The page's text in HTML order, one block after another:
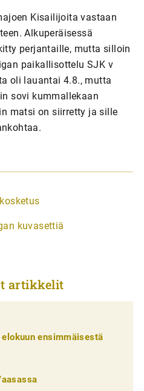
Kisailijoita vastaan
Alkuperäisessä
perjantaille, mutta silloin
paikallisottelu SJK v
oli lauantai 4.8., mutta
sovi kummallekaan
matsi on siirretty ja sille
kuvasettiä
artikkelit
ensimmäisestä